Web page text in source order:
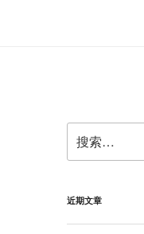
索：
近期文章